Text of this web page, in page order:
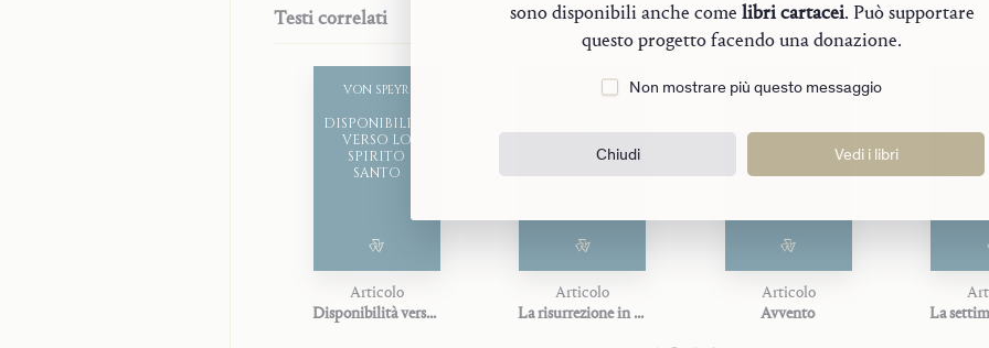
Testi correlati
DISPONIBILITÀ
VERSO LO
SPIRITO
SANTO
VON SPEYR
Articolo
Disponibilità verso lo Spirito Santo
LA
RISURREZIONE
IN NOI
Articolo
La risurrezione in noi
VON SPEYR
Articolo
Avvento
DI
DEI
sono disponibili anche come libri cartacei. Può supportare
questo progetto facendo una donazione.
Non mostrare più questo messaggio
Chiudi Vedi i libri